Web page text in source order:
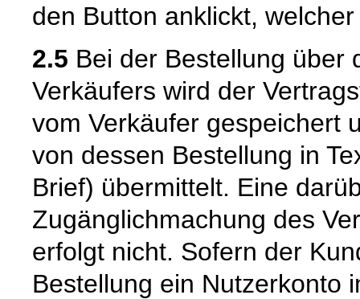
den Button anklickt,
2.5 Bei der Bestellung über
Verkäufers wird der
vom Verkäufer gespeichert
von dessen Bestellung in
Brief) übermittelt. Eine
Zugänglichmachung des
erfolgt nicht. Sofern der
Bestellung ein Nutzerkonto